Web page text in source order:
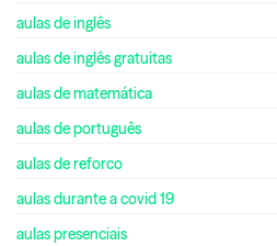
aulas de inglês
aulas de inglês gratuitas
aulas de matemática
aulas de português
aulas de reforco
aulas durante a covid 19
aulas presenciais